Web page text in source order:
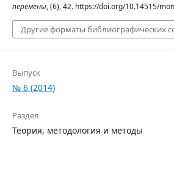
перемены, (6), 42. https://doi.org/10.14515/
Другие форматы библиографических
Выпуск
№ 6 (2014)
Раздел
Теория, методология и методы